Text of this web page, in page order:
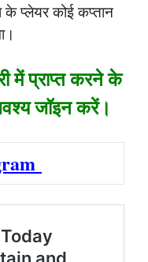
के प्लेयर कोई कप्तान
में प्राप्त करने के
जॉइन करें।